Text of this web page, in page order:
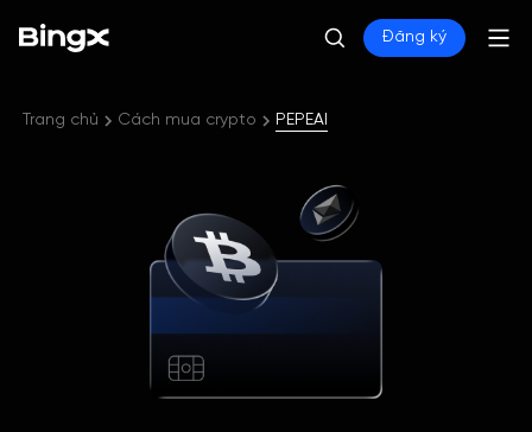
Đăng ký
Trang chủ Cách mua crypto PEPEAI